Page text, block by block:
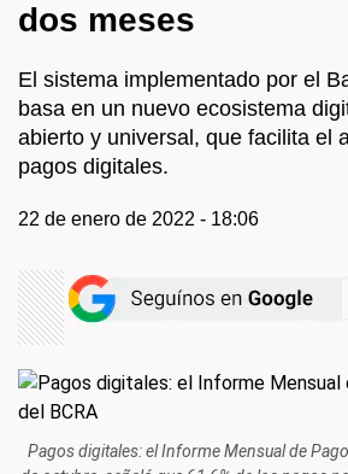
dos meses
El sistema implementado por el
basa en un nuevo ecosistema
abierto y universal, que facilita el
pagos digitales.
22 de enero de 2022 - 18:06
Pagos digitales: el Informe Mensual de